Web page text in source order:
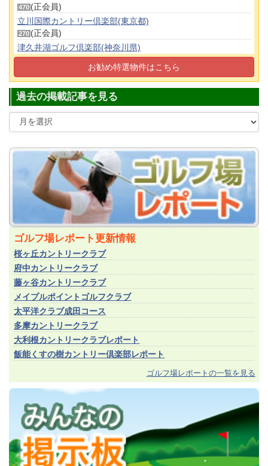
470 (正会員)
立川国際カントリー倶楽部(東京都)
270 (正会員)
津久井湖ゴルフ倶楽部(神奈川県)
(正会員)
東京五日市カントリー倶楽部(東京都)
お勧め特選物件はこちら
過去の掲載記事を見る
ゴルフ場レポート更新情報
桜ヶ丘カントリークラブ
府中カントリークラブ
藤ヶ谷カントリークラブ
メイプルポイントゴルフクラブ
太平洋クラブ成田コース
多摩カントリークラブ
大利根カントリークラブレポート
飯能くすの樹カントリー倶楽部レポート
ゴルフ場レポートの一覧を見る